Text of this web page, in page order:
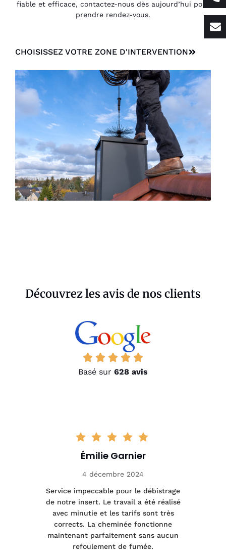
fiable et efficace, contactez-nous dès aujourd’hui pour
prendre rendez-vous.
CHOISISSEZ VOTRE ZONE D'INTERVENTION
Découvrez les avis de nos clients
Basé sur 628 avis
Émilie Garnier
4 décembre 2024
Service impeccable pour le débistrage
de notre insert. Le travail a été réalisé
avec minutie et les tarifs sont très
corrects. La cheminée fonctionne
maintenant parfaitement sans aucun
refoulement de fumée.